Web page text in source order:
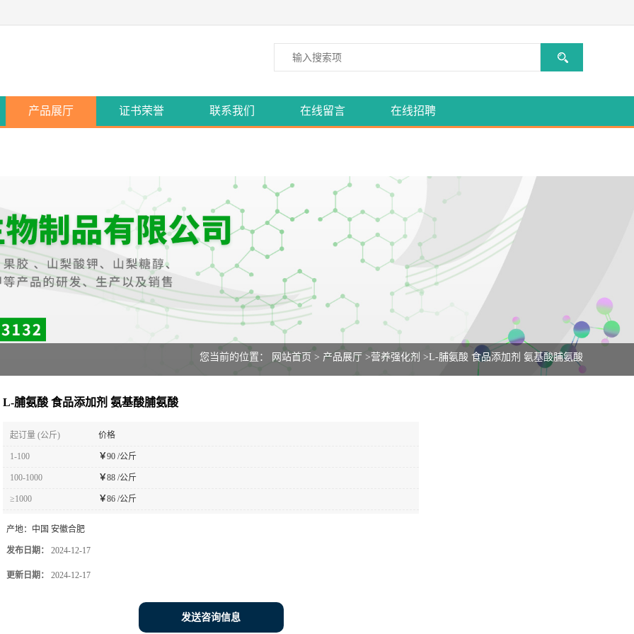
产品展厅 证书荣誉 联系我们 在线留言 在线招聘
您当前的位置： 网站首页 > 产品展厅 >营养强化剂 >L-脯氨酸 食品添加剂 氨基酸脯氨酸
L-脯氨酸 食品添加剂 氨基酸脯氨酸
起订量 (公斤) 价格
1-100 ￥90 /公斤
100-1000 ￥88 /公斤
≥1000 ￥86 /公斤
产地： 中国 安徽合肥
发布日期： 2024-12-17
更新日期： 2024-12-17
发送咨询信息